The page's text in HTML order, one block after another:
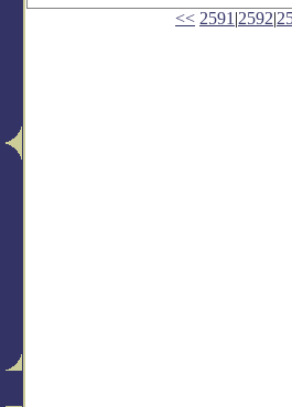
<< 2591 |2592|